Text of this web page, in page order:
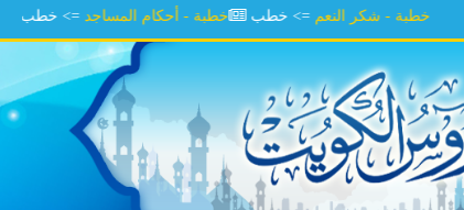
خطبة خطبة - أحكام المساجد=> خطب خطبة - شكر النعم=> خطب